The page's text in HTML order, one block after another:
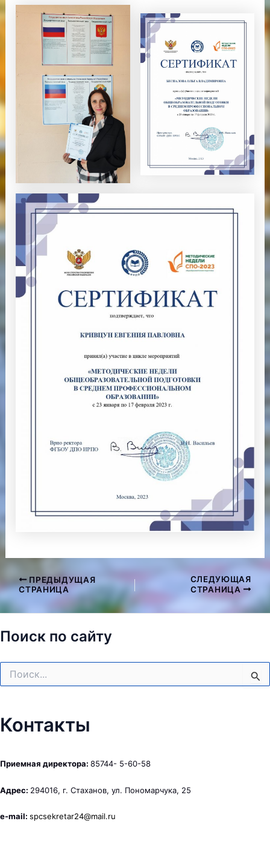
Навигация
по
записям
ПРЕДЫДУЩАЯ
СТРАНИЦА
СЛЕДУЮЩАЯ
СТРАНИЦА
Поиск по сайту
Контакты
Приемная директора: 85744- 5-60-58
Адрес: 294016, г. Стаханов, ул. Пономарчука, 25
e-mail: spcsekretar24@mail.ru